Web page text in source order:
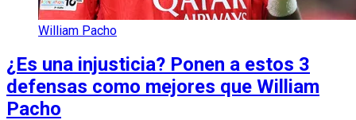
William Pacho
¿Es una injusticia? Ponen a estos 3
defensas como mejores que William
Pacho